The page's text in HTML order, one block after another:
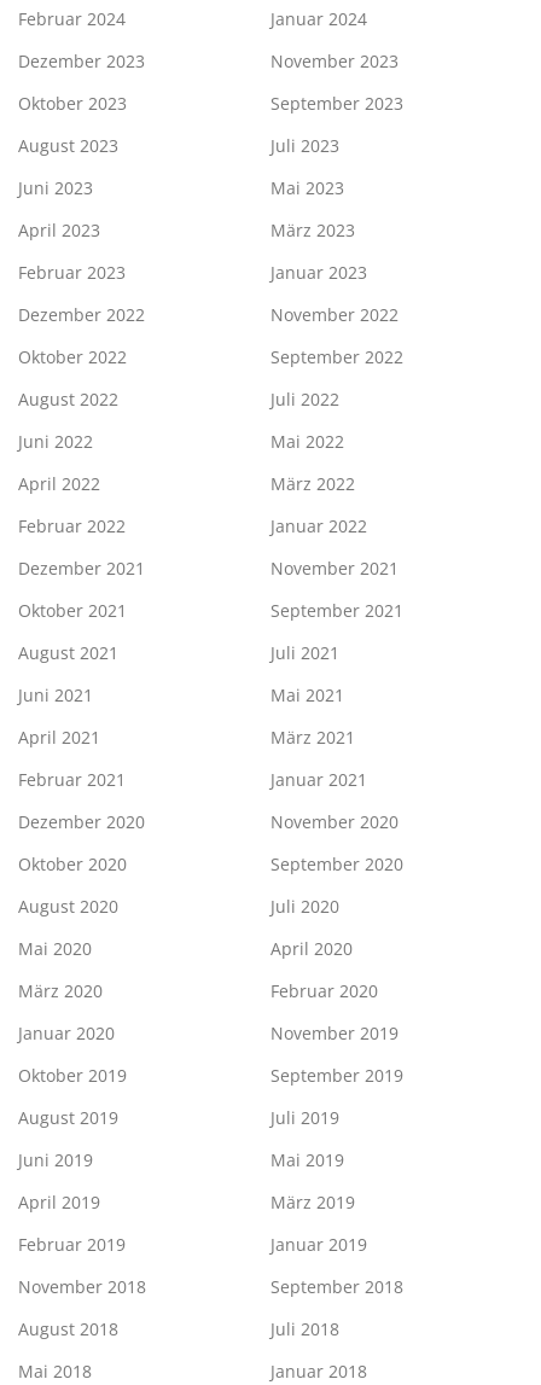
Februar 2024
Januar 2024
Dezember 2023
November 2023
Oktober 2023
September 2023
August 2023
Juli 2023
Juni 2023
Mai 2023
April 2023
März 2023
Februar 2023
Januar 2023
Dezember 2022
November 2022
Oktober 2022
September 2022
August 2022
Juli 2022
Juni 2022
Mai 2022
April 2022
März 2022
Februar 2022
Januar 2022
Dezember 2021
November 2021
Oktober 2021
September 2021
August 2021
Juli 2021
Juni 2021
Mai 2021
April 2021
März 2021
Februar 2021
Januar 2021
Dezember 2020
November 2020
Oktober 2020
September 2020
August 2020
Juli 2020
Mai 2020
April 2020
März 2020
Februar 2020
Januar 2020
November 2019
Oktober 2019
September 2019
August 2019
Juli 2019
Juni 2019
Mai 2019
April 2019
März 2019
Februar 2019
Januar 2019
November 2018
September 2018
August 2018
Juli 2018
Mai 2018
Januar 2018